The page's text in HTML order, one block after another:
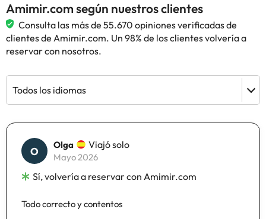
Amimir.com según nuestros clientes
Consulta las más de 55.670 opiniones verificadas de
clientes de Amimir.com. Un 98% de los clientes volvería a
reservar con nosotros.